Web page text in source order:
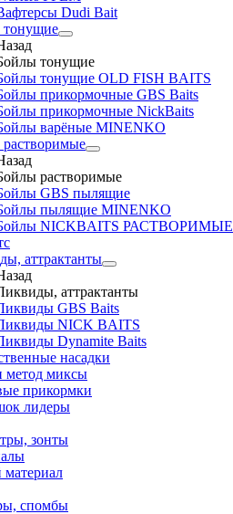
Dudi Bait
тонущие
тонущие OLD FISH BAITS
прикормочные GBS Baits
прикормочные NickBaits
варёные MINENKO
растворимые
GBS пылящие
пылящие MINENKO
NICKBAITS РАСТВОРИМЫЕ
аттрактанты
аттрактанты
GBS Baits
NICK BAITS
Dynamite Baits
насадки
метод миксы
прикормки
лидеры
зонты
спомбы